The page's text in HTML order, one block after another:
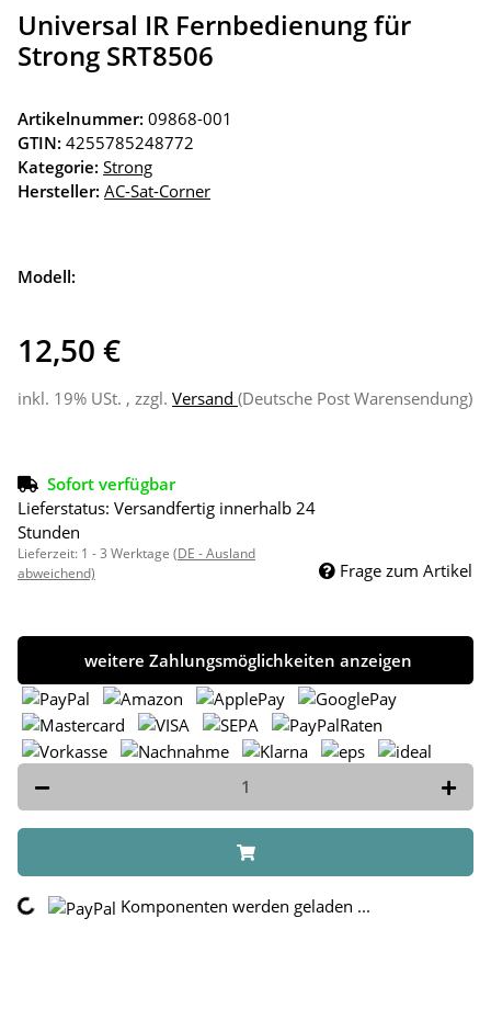
Universal IR Fernbedienung für
Strong SRT8506
Artikelnummer: 09868-001
GTIN: 4255785248772
Kategorie: Strong
Hersteller: AC-Sat-Corner
Modell:
12,50 €
inkl. 19% USt. , zzgl. Versand (Deutsche Post Warensendung)
Sofort verfügbar
Lieferstatus: Versandfertig innerhalb 24
Stunden
Lieferzeit: 1 - 3 Werktage (DE - Ausland
abweichend)
Frage zum Artikel
weitere Zahlungsmöglichkeiten anzeigen
Komponenten werden geladen ...